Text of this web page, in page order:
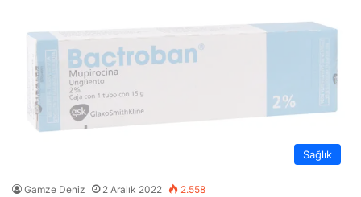
Sağlık
Gamze Deniz 2 Aralık 2022 2.558